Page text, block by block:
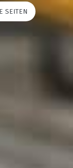
Suchen
SEITEN